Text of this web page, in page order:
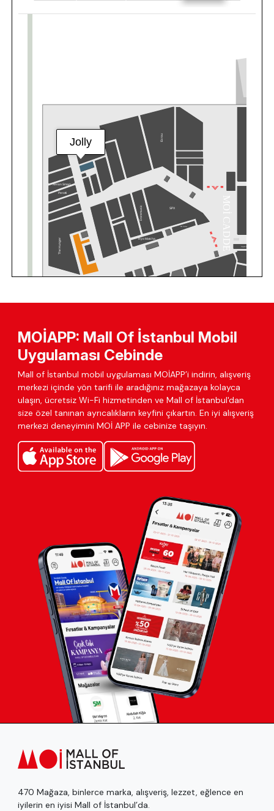
MOİAPP: Mall Of İstanbul Mobil
Uygulaması Cebinde
Mall of İstanbul mobil uygulaması MOİAPP’i indirin, alışveriş
merkezi içinde yön tarifi ile aradığınız mağazaya kolayca
ulaşın, ücretsiz Wi-Fi hizmetinden ve Mall of İstanbul'dan
size özel tanınan ayrıcalıkların keyfini çıkartın. En iyi alışveriş
merkezi deneyimini MOİ APP ile cebinize taşıyın.
470 Mağaza, binlerce marka, alışveriş, lezzet, eğlence en
iyilerin en iyisi Mall of İstanbul’da.